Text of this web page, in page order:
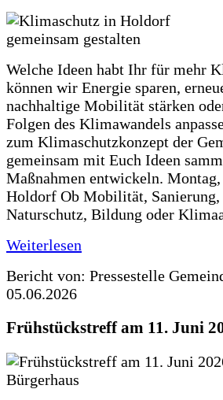
Welche Ideen habt Ihr für mehr
können wir Energie sparen,
nachhaltige Mobilität stärken
Folgen des Klimawandels
zum Klimaschutzkonzept der
gemeinsam mit Euch Ideen
Maßnahmen entwickeln.
Holdorf Ob Mobilität, Sanierung,
Naturschutz, Bildung oder
Weiterlesen
Bericht von: Pressestelle
05.06.2026
Frühstückstreff am 11. Juni